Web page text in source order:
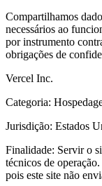
Compartilhamos
necessários ao
por instrumento
obrigações de
Vercel Inc.
Categoria:
Jurisdição: Estados
Finalidade: Servir o
técnicos de
pois este site não